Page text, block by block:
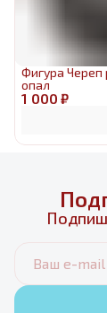
1 000 ₽
Фигура
опал